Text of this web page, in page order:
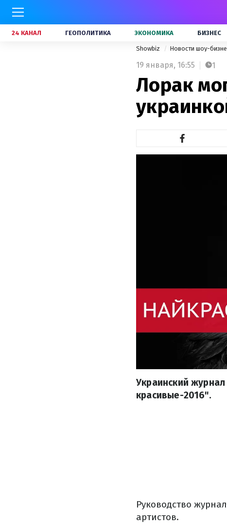
24 КАНАЛ ГЕОПОЛИТИКА ЭКОНОМИКА БИЗНЕС
Showbiz Новости шоу-
19 января, 16:55 1
Лорак
Украинский
красивые-2016".
Руководство
артистов.